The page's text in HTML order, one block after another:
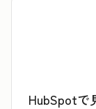
HubSpotで